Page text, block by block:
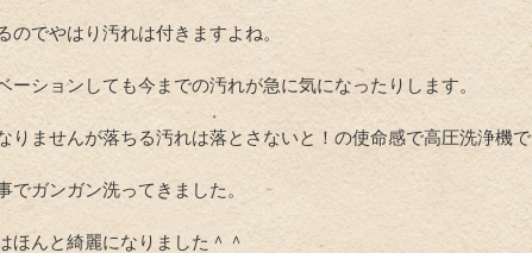
のでやはり汚れは付きますよね。
ーションしても今までの汚れが急に気になったりします。
りませんが落ちる汚れは落とさないと！の使命感で高圧洗浄機で
でガンガン洗ってきました。
ほんと綺麗になりました＾＾